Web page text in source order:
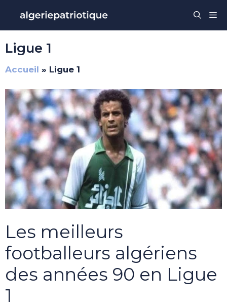
contenu
Ligue 1
Accueil » Ligue 1
Les meilleurs
footballeurs algériens
des années 90 en Ligue
1